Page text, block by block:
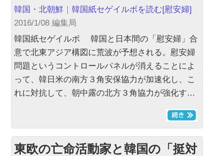
韓国・北朝鮮 ｜韓国紙セゲイルボを読む[慰安婦]
2016/1/08 編集局
韓国紙セゲイルボ 韓国と日本間の「慰安婦」合
意で北東アジア構図に荒波が予想される。慰安婦
問題というコントロールパネルが消えることによ
って、韓日米の南方３角安保協力が加速化し、こ
れに対抗して、朝中露の北方３角協力が強化す…
東欧の亡命活動家と韓国の「挺対